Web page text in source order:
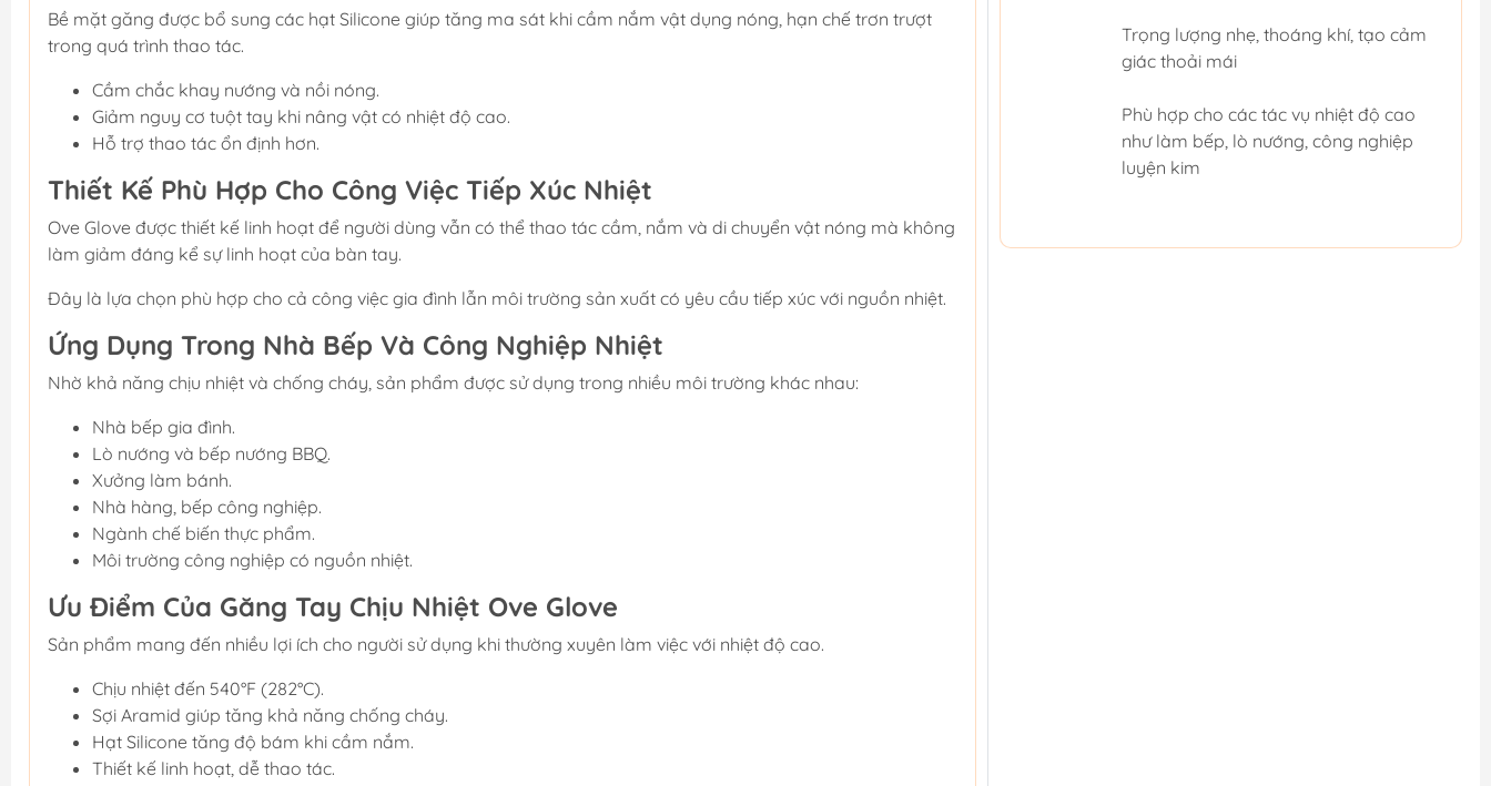
Bề mặt găng được bổ sung các hạt Silicone giúp tăng ma sát khi cầm nắm vật dụng nóng, hạn chế trơn trượt
trong quá trình thao tác.
Cầm chắc khay nướng và nồi nóng.
Giảm nguy cơ tuột tay khi nâng vật có nhiệt độ cao.
Hỗ trợ thao tác ổn định hơn.
Thiết Kế Phù Hợp Cho Công Việc Tiếp Xúc Nhiệt
Ove Glove được thiết kế linh hoạt để người dùng vẫn có thể thao tác cầm, nắm và di chuyển vật nóng mà không
làm giảm đáng kể sự linh hoạt của bàn tay.
Đây là lựa chọn phù hợp cho cả công việc gia đình lẫn môi trường sản xuất có yêu cầu tiếp xúc với nguồn nhiệt.
Ứng Dụng Trong Nhà Bếp Và Công Nghiệp Nhiệt
Nhờ khả năng chịu nhiệt và chống cháy, sản phẩm được sử dụng trong nhiều môi trường khác nhau:
Nhà bếp gia đình.
Lò nướng và bếp nướng BBQ.
Xưởng làm bánh.
Nhà hàng, bếp công nghiệp.
Ngành chế biến thực phẩm.
Môi trường công nghiệp có nguồn nhiệt.
Ưu Điểm Của Găng Tay Chịu Nhiệt Ove Glove
Sản phẩm mang đến nhiều lợi ích cho người sử dụng khi thường xuyên làm việc với nhiệt độ cao.
Chịu nhiệt đến 540°F (282°C).
Sợi Aramid giúp tăng khả năng chống cháy.
Hạt Silicone tăng độ bám khi cầm nắm.
Thiết kế linh hoạt, dễ thao tác.
Trọng lượng nhẹ, thoáng khí, tạo cảm
giác thoải mái
Phù hợp cho các tác vụ nhiệt độ cao
như làm bếp, lò nướng, công nghiệp
luyện kim